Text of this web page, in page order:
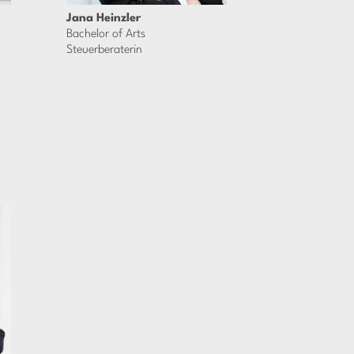
Jana Heinzler
Bachelor of Arts
Steuerberaterin